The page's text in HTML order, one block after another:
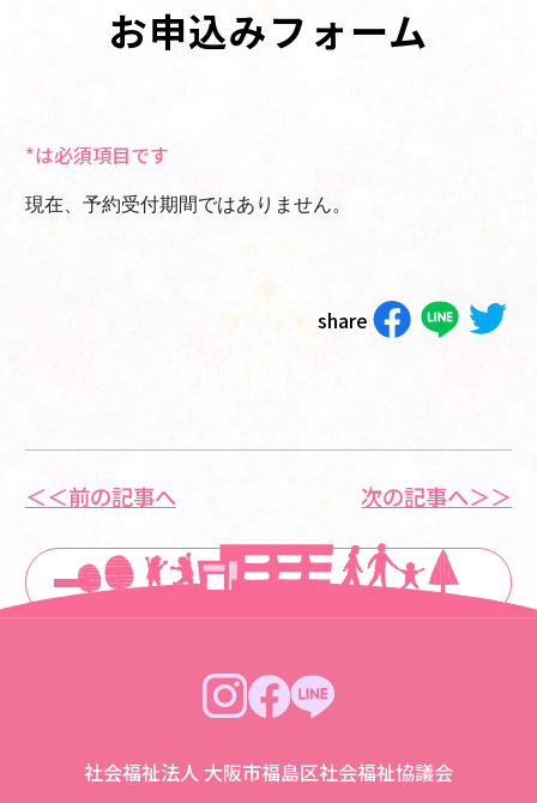
お申込みフォーム
*は必須項目です
現在、予約受付期間ではありません。
share
＜＜前の記事へ
一覧に戻る
次の記事へ＞＞
社会福祉法人 大阪市福島区社会福祉協議会